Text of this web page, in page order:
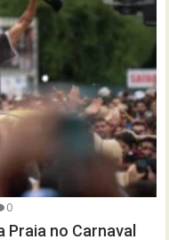
0
Praia no Carnaval